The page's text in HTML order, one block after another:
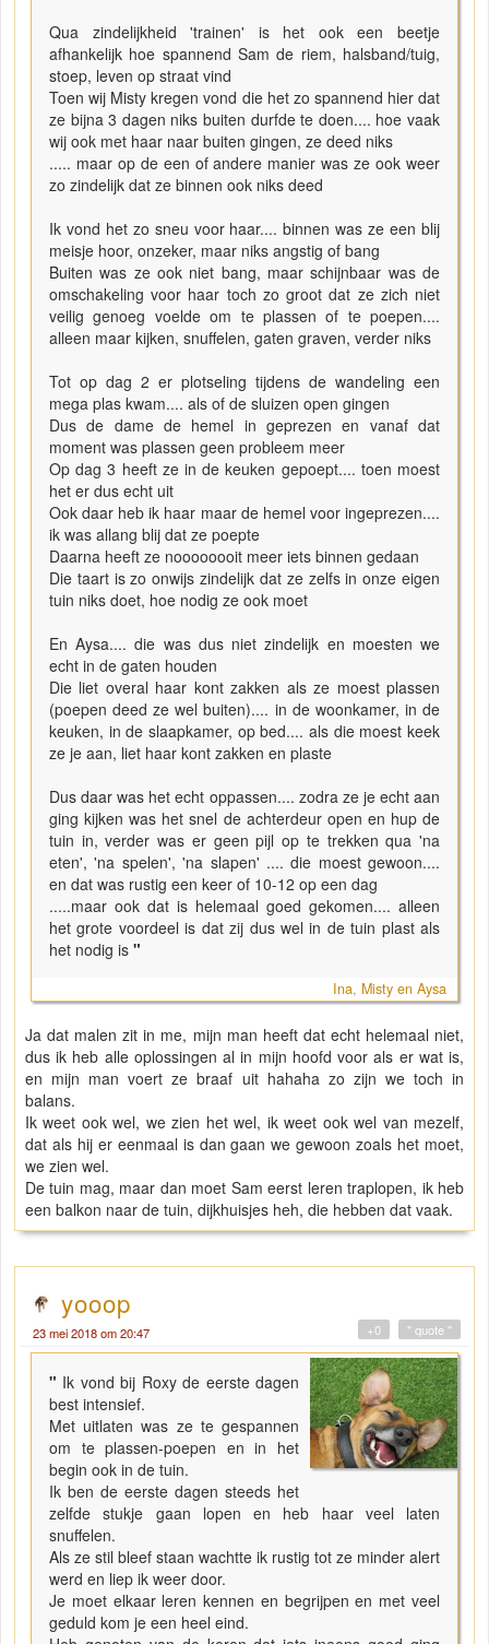
Qua zindelijkheid 'trainen' is het ook een beetje
afhankelijk hoe spannend Sam de riem, halsband/tuig,
stoep, leven op straat vind
Toen wij Misty kregen vond die het zo spannend hier dat
ze bijna 3 dagen niks buiten durfde te doen.... hoe vaak
wij ook met haar naar buiten gingen, ze deed niks
..... maar op de een of andere manier was ze ook weer
zo zindelijk dat ze binnen ook niks deed
Ik vond het zo sneu voor haar.... binnen was ze een blij
meisje hoor, onzeker, maar niks angstig of bang
Buiten was ze ook niet bang, maar schijnbaar was de
omschakeling voor haar toch zo groot dat ze zich niet
veilig genoeg voelde om te plassen of te poepen....
alleen maar kijken, snuffelen, gaten graven, verder niks
Tot op dag 2 er plotseling tijdens de wandeling een
mega plas kwam.... als of de sluizen open gingen
Dus de dame de hemel in geprezen en vanaf dat
moment was plassen geen probleem meer
Op dag 3 heeft ze in de keuken gepoept.... toen moest
het er dus echt uit
Ook daar heb ik haar maar de hemel voor ingeprezen....
ik was allang blij dat ze poepte
Daarna heeft ze noooooooit meer iets binnen gedaan
Die taart is zo onwijs zindelijk dat ze zelfs in onze eigen
tuin niks doet, hoe nodig ze ook moet
En Aysa.... die was dus niet zindelijk en moesten we
echt in de gaten houden
Die liet overal haar kont zakken als ze moest plassen
(poepen deed ze wel buiten).... in de woonkamer, in de
keuken, in de slaapkamer, op bed.... als die moest keek
ze je aan, liet haar kont zakken en plaste
Dus daar was het echt oppassen.... zodra ze je echt aan
ging kijken was het snel de achterdeur open en hup de
tuin in, verder was er geen pijl op te trekken qua 'na
eten', 'na spelen', 'na slapen' .... die moest gewoon....
en dat was rustig een keer of 10-12 op een dag
.....maar ook dat is helemaal goed gekomen.... alleen
het grote voordeel is dat zij dus wel in de tuin plast als
het nodig is "
Ina, Misty en Aysa
Ja dat malen zit in me, mijn man heeft dat echt helemaal niet,
dus ik heb alle oplossingen al in mijn hoofd voor als er wat is,
en mijn man voert ze braaf uit hahaha zo zijn we toch in
balans.
Ik weet ook wel, we zien het wel, ik weet ook wel van mezelf,
dat als hij er eenmaal is dan gaan we gewoon zoals het moet,
we zien wel.
De tuin mag, maar dan moet Sam eerst leren traplopen, ik heb
een balkon naar de tuin, dijkhuisjes heh, die hebben dat vaak.
yooop
23 mei 2018 om 20:47 " quote "
+0
" Ik vond bij Roxy de eerste dagen
best intensief.
Met uitlaten was ze te gespannen
om te plassen-poepen en in het
begin ook in de tuin.
Ik ben de eerste dagen steeds het
zelfde stukje gaan lopen en heb haar veel laten
snuffelen.
Als ze stil bleef staan wachtte ik rustig tot ze minder alert
werd en liep ik weer door.
Je moet elkaar leren kennen en begrijpen en met veel
geduld kom je een heel eind.